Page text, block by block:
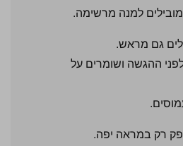
למנה מרשימה.
גם מראש.
ההגשה ושומרים על
רק במראה יפה.